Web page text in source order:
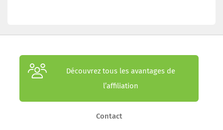
Découvrez tous les avantages de
l’affiliation
Contact